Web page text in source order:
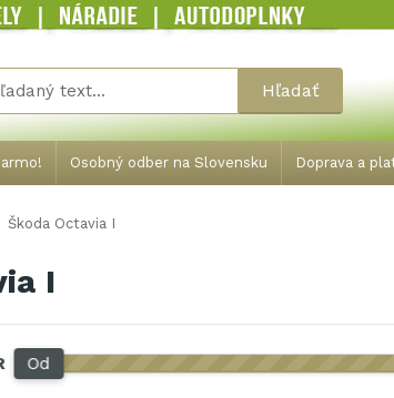
Osobný odber na Slovensku Doprava a
Hľadať
Škoda Octavia I
I
Od